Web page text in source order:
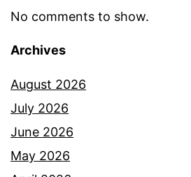
No comments to show.
Archives
August 2026
July 2026
June 2026
May 2026